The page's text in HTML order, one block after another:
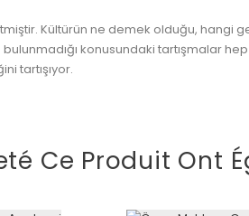
Kültürün ne demek olduğu, hangi
konusundaki tartışmalar
tartışıyor.
Ce Produit Ont